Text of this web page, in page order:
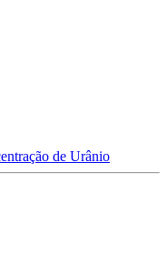
de Urânio